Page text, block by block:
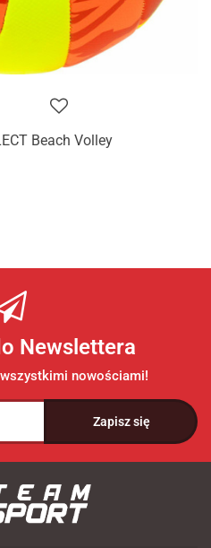
Beach Volley
Newslettera
nowościami!